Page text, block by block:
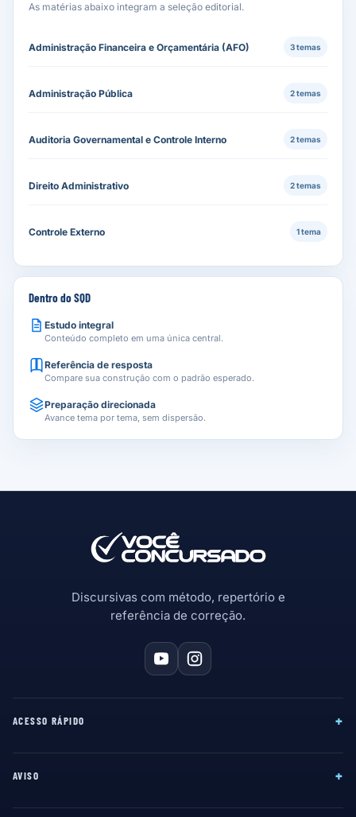
As matérias abaixo integram a seleção editorial.
Administração Financeira e Orçamentária (AFO) 3 temas
Administração Pública 2 temas
Auditoria Governamental e Controle Interno 2 temas
Direito Administrativo 2 temas
Controle Externo 1 tema
Dentro do SQD
Estudo integral
Conteúdo completo em uma única central.
Referência de resposta
Compare sua construção com o padrão esperado.
Preparação direcionada
Avance tema por tema, sem dispersão.
Discursivas com método, repertório e
referência de correção.
ACESSO RÁPIDO +
AVISO +